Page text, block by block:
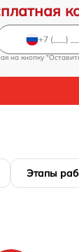
на кнопку
Этапы